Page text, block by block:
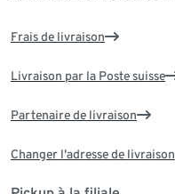
Frais de livraison
Livraison par la Poste suisse
Partenaire de livraison
Changer l'adresse de livraison